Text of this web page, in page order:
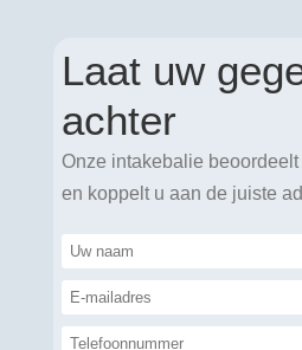
Laat uw
achter
Onze intakebalie
en koppelt u aan de juiste